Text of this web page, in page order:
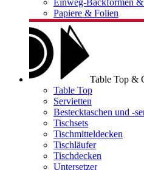
Einweg-Backformen
Papiere & Folien
Table Top &
Table Top
Servietten
Bestecktaschen und -
Tischsets
Tischmitteldecken
Tischläufer
Tischdecken
Untersetzer